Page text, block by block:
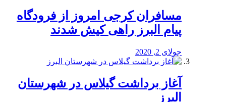
مسافران کرجی امروز از فرودگاه
پیام البرز راهی کیش شدند
جولای 2, 2020
آغاز برداشت گیلاس در شهرستان
البرز